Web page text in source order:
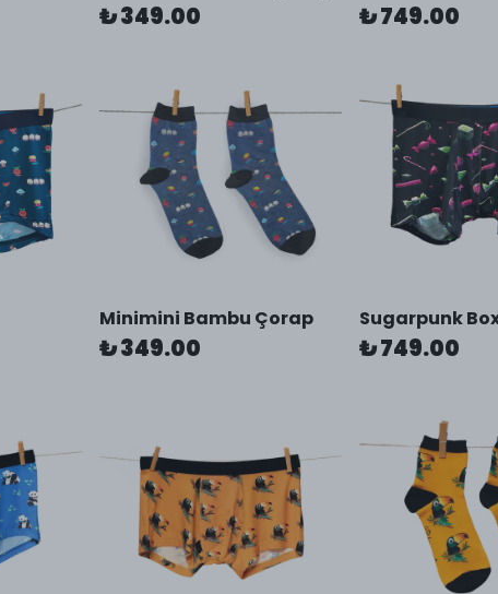
₺ 349.00 ₺ 749.00
Minimini Bambu Çorap
₺ 349.00
Sugarpunk
₺ 749.00